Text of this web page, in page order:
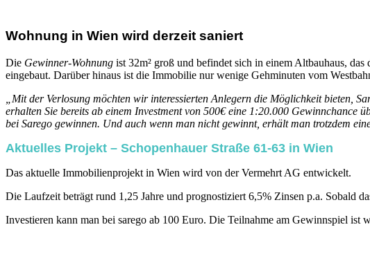
Wohnung in Wien wird derzeit saniert
Die Gewinner-Wohnung ist 32m² groß und befindet sich in einem Altbauhaus,
eingebaut. Darüber hinaus ist die Immobilie nur wenige Gehminuten vom
„Mit der Verlosung möchten wir interessierten Anlegern die Möglichkeit bieten,
erhalten Sie bereits ab einem Investment von 500€ eine 1:20.000
bei Sarego gewinnen. Und auch wenn man nicht gewinnt, erhält man trotzdem
Aktuelles Projekt – Schopenhauer Straße 61-63 in Wien
Das aktuelle Immobilienprojekt in Wien wird von der Vermehrt AG entwickelt.
Die Laufzeit beträgt rund 1,25 Jahre und prognostiziert 6,5% Zinsen p.a. Sobald
Investieren kann man bei sarego ab 100 Euro. Die Teilnahme am Gewinnspiel ist